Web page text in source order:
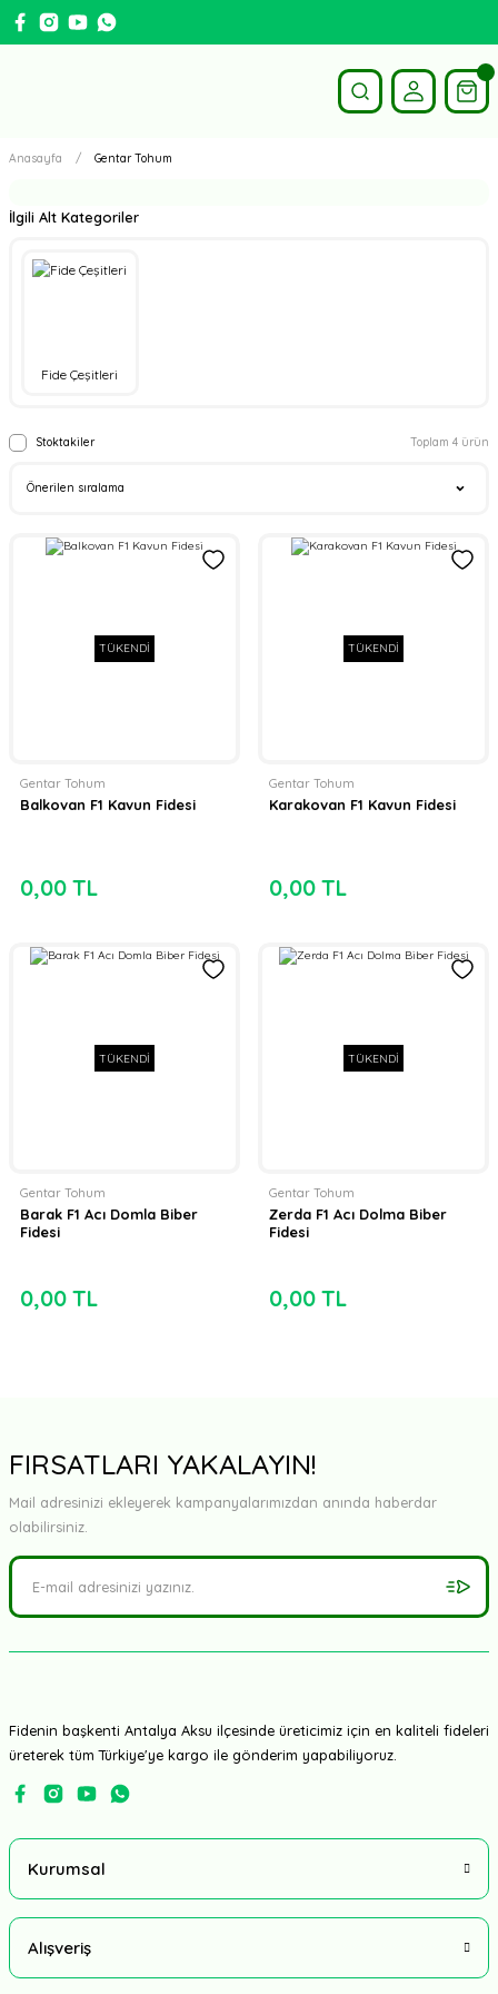
Anasayfa Gentar Tohum
İlgili Alt Kategoriler
Fide Çeşitleri
Stoktakiler Toplam 4 ürün
TÜKENDİ
Gentar Tohum
Balkovan F1 Kavun Fidesi
0,00 TL
TÜKENDİ
Gentar Tohum
Karakovan F1 Kavun Fidesi
0,00 TL
TÜKENDİ
Gentar Tohum
Barak F1 Acı Domla Biber
Fidesi
0,00 TL
TÜKENDİ
Gentar Tohum
Zerda F1 Acı Dolma Biber
Fidesi
0,00 TL
FIRSATLARI YAKALAYIN!
Mail adresinizi ekleyerek kampanyalarımızdan anında haberdar
olabilirsiniz.
Fidenin başkenti Antalya Aksu ilçesinde üreticimiz için en kaliteli fideleri
üreterek tüm Türkiye'ye kargo ile gönderim yapabiliyoruz.
Kurumsal
Alışveriş